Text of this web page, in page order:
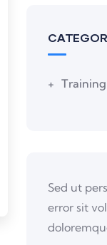
Training
Sed ut
error sit